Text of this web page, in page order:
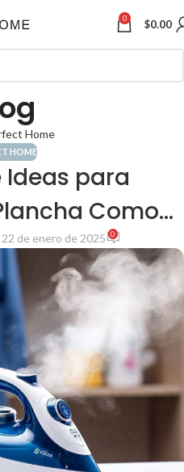
0 $0.00
Home
HOME
Ideas para
Como
de enero de 2025 0